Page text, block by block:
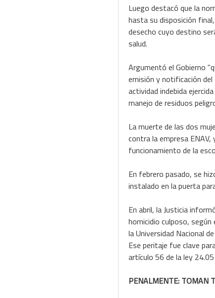
Luego destacó que la
hasta su disposición
desecho cuyo destino
salud.
Argumentó el Gobierno
emisión y notificación
actividad indebida
manejo de residuos
La muerte de las dos
contra la empresa
funcionamiento de la
En febrero pasado, se
instalado en la puerta
En abril, la Justicia
homicidio culposo, según
la Universidad Nacional
Ese peritaje fue clave
artículo 56 de la ley
PENALMENTE: TOMAN